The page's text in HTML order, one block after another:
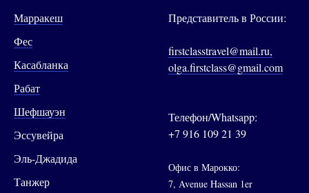
Марракеш
Фес
Касабланка
Рабат
Шефшауэн
Эссувейра
Эль-Джадида
Танжер
Представитель в России:
firstclasstravel@mail.ru,
olga.firstclass@gmail.com
Телефон/Whatsapp:
+7 916 109 21 39
Офис в Марокко:
7, Avenue Hassan 1er